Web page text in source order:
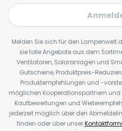
Melden Sie sich für den
sie tolle Angebote aus dem
Ventilatoren, Solaranlagen und
Gutscheine, Produktpreis-
Produktempfehlungen und -
möglichen Kooperationspartnern
Kaufbewertungen und
jederzeit möglich über den
finden oder über unser